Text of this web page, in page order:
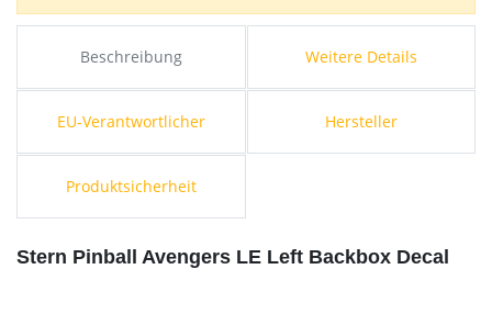
Beschreibung Weitere Details
EU-Verantwortlicher Hersteller
Produktsicherheit
Stern Pinball Avengers LE Left Backbox Decal